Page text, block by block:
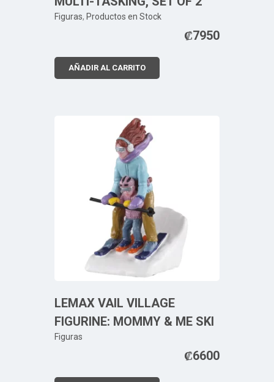
Figuras, Productos en Stock
₡7950
AÑADIR AL CARRITO
LEMAX VAIL VILLAGE
FIGURINE: MOMMY & ME SKI
Figuras
₡6600